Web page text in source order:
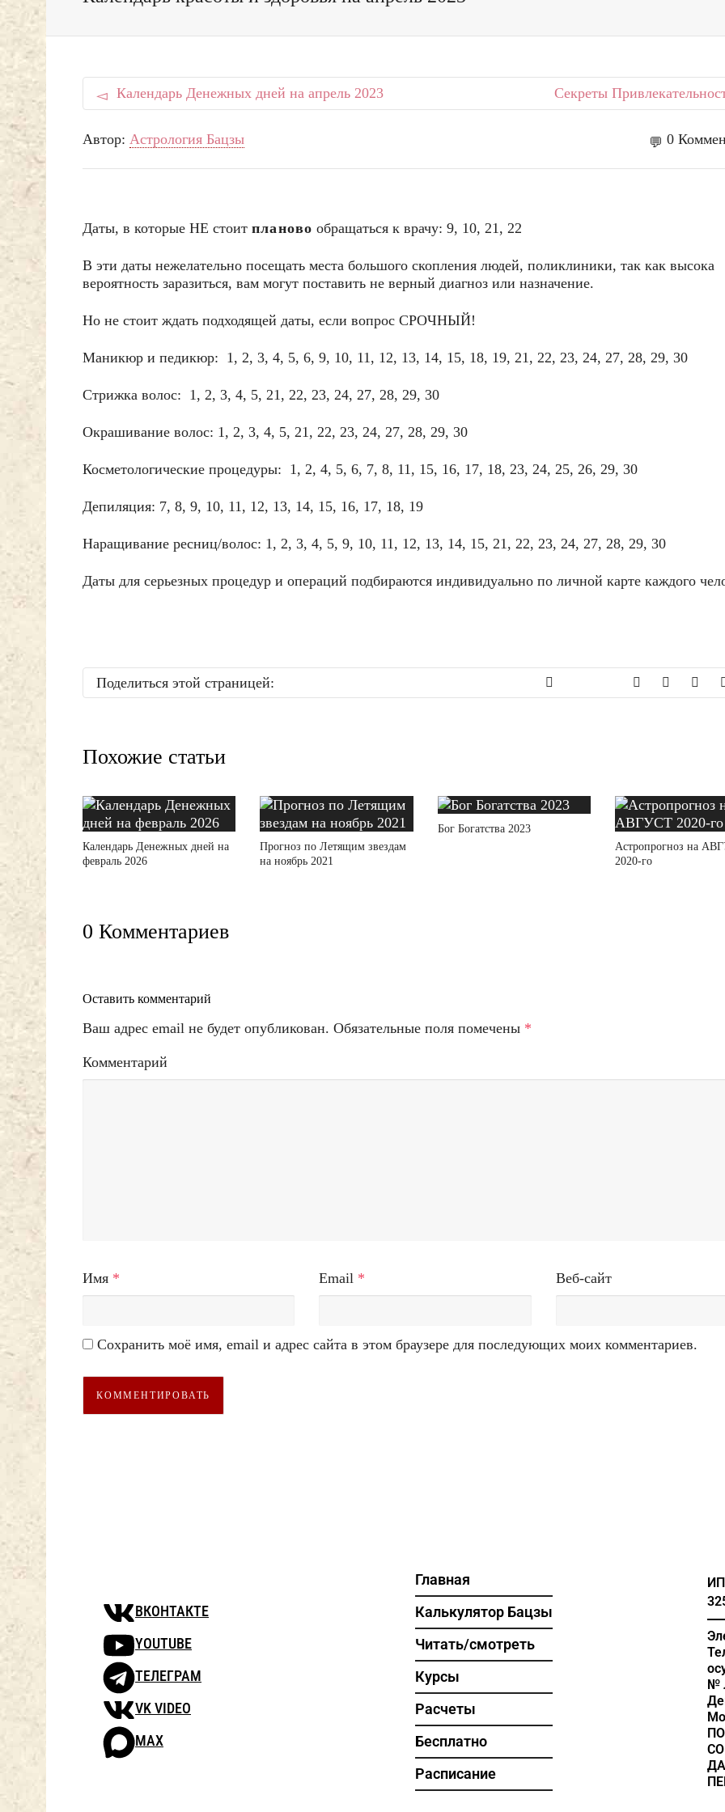
Календарь Денежных дней на апрель 2023 Секреты
Автор: Астрология Бацзы 0
Даты, в которые НЕ стоит планово обращаться к врачу: 9, 10, 21, 22
В эти даты нежелательно посещать места большого скопления людей, поликлиники, так как высока
вероятность заразиться, вам могут поставить не верный диагноз или назначение.
Но не стоит ждать подходящей даты, если вопрос СРОЧНЫЙ!
Маникюр и педикюр: 1, 2, 3, 4, 5, 6, 9, 10, 11, 12, 13, 14, 15, 18, 19, 21, 22, 23, 24, 27, 28, 29, 30
Стрижка волос: 1, 2, 3, 4, 5, 21, 22, 23, 24, 27, 28, 29, 30
Окрашивание волос: 1, 2, 3, 4, 5, 21, 22, 23, 24, 27, 28, 29, 30
Косметологические процедуры: 1, 2, 4, 5, 6, 7, 8, 11, 15, 16, 17, 18, 23, 24, 25, 26, 29, 30
Депиляция: 7, 8, 9, 10, 11, 12, 13, 14, 15, 16, 17, 18, 19
Наращивание ресниц/волос: 1, 2, 3, 4, 5, 9, 10, 11, 12, 13, 14, 15, 21, 22, 23, 24, 27, 28, 29, 30
Даты для серьезных процедур и операций подбираются индивидуально по личной карте каждого
Поделиться этой страницей:
Похожие статьи
Календарь Денежных дней на
февраль 2026
Прогноз по Летящим звездам
на ноябрь 2021
Бог Богатства 2023
Астропрогноз на
2020-го
0 Комментариев
Оставить комментарий
Ваш адрес email не будет опубликован. Обязательные поля помечены *
Комментарий
Имя * Email * Веб-сайт
Сохранить моё имя, email и адрес сайта в этом браузере для последующих моих комментариев.
ВКОНТАКТЕ
YOUTUBE
ТЕЛЕГРАМ
VK VIDEO
MAX
Главная
Калькулятор Бацзы
Читать/смотреть
Курсы
Расчеты
Бесплатно
Расписание
№